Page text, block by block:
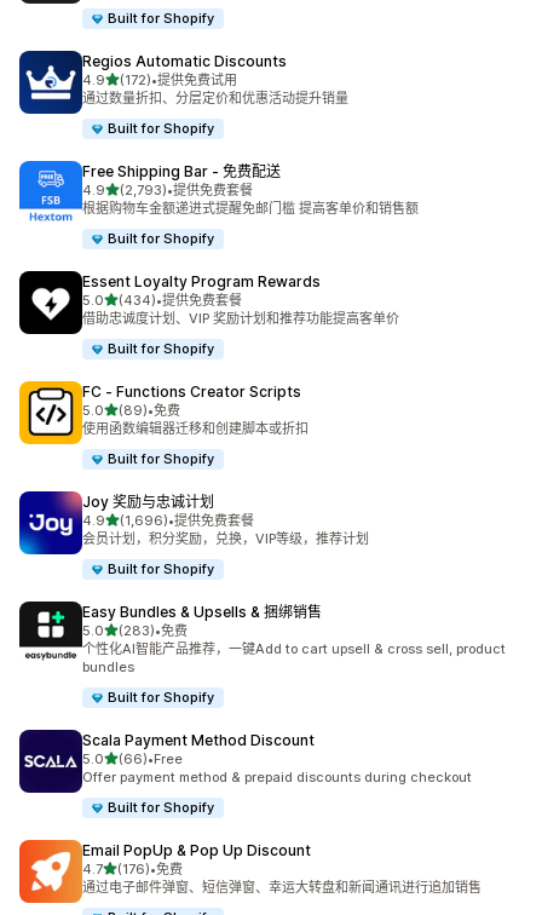
Built for Shopify
Regios Automatic Discounts
4.9星（满分 5 星）
(172)
总共 172 条评论
•提供免费试用
通过数量折扣、分层定价和优惠活动提升销量
Built for Shopify
Free Shipping Bar ‑ 免费配送
4.9星（满分 5 星）
(2,793)
总共 2793 条评论
•提供免费套餐
根据购物车金额递进式提醒免邮门槛 提高客单价和销售额
Built for Shopify
Essent Loyalty Program Rewards
5.0星（满分 5 星）
(434)
总共 434 条评论
•提供免费套餐
借助忠诚度计划、VIP 奖励计划和推荐功能提高客单价
Built for Shopify
FC ‑ Functions Creator Scripts
5.0星（满分 5 星）
(89)
总共 89 条评论
•免费
使用函数编辑器迁移和创建脚本或折扣
Built for Shopify
Joy 奖励与忠诚计划
4.9星（满分 5 星）
(1,696)
总共 1696 条评论
•提供免费套餐
会员计划，积分奖励，兑换，VIP等级，推荐计划
Built for Shopify
Easy Bundles & Upsells & 捆绑销售
5.0星（满分 5 星）
(283)
总共 283 条评论
•免费
个性化AI智能产品推荐，一键Add to cart upsell & cross sell, product
bundles
Built for Shopify
Scala Payment Method Discount
5.0星（满分 5 星）
(66)
总共 66 条评论
•Free
Offer payment method & prepaid discounts during checkout
Built for Shopify
Email PopUp & Pop Up Discount
4.7星（满分 5 星）
(176)
总共 176 条评论
•免费
通过电子邮件弹窗、短信弹窗、幸运大转盘和新闻通讯进行追加销售